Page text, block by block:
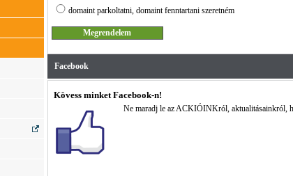
domaint parkoltatni, domaint fenntartani szeretném
Facebook
Kövess minket Facebook-n!
Ne maradj le az ACKIÓINKról, aktualitásainkról,